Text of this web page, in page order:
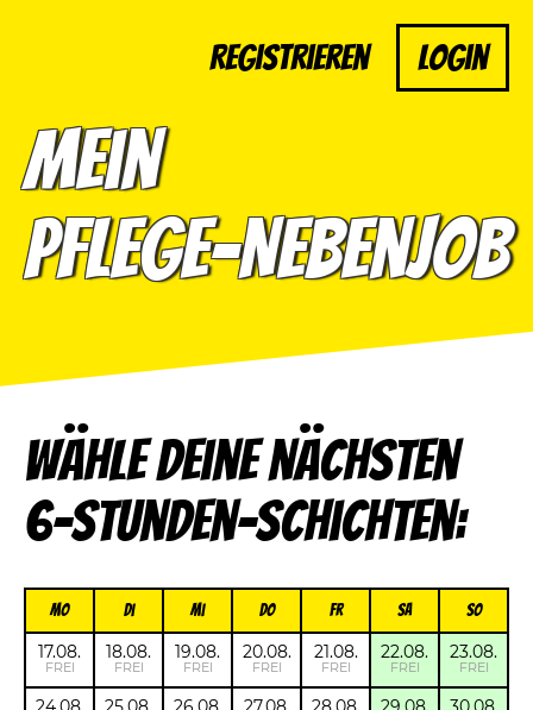
Registrieren Login
Mein
Pflege-Nebenjob
Wähle deine nächsten
6-Stunden-Schichten:
Mo Di Mi Do FR Sa So
17.08.
FREI
18.08.
FREI
19.08.
FREI
20.08.
FREI
21.08.
FREI
22.08.
FREI
23.08.
FREI